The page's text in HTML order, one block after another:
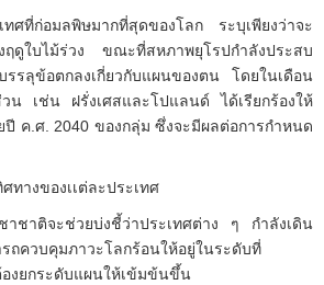
ศที่ก่อมลพิษมากที่สุดของโลก ระบุเพียงว่าจะ
ฤดูใบไม้ร่วง ขณะที่สหภาพยุโรปกำลังประสบ
รรลุข้อตกลงเกี่ยวกับแผนของตน โดยในเดือน
น เช่น ฝรั่งเศสและโปแลนด์ ได้เรียกร้องให้
ปี ค.ศ. 2040 ของกลุ่ม ซึ่งจะมีผลต่อการกำหนด
างของเเต่ละประเทศ
าชาติจะช่วยบ่งชี้ว่าประเทศต่าง ๆ กำลังเดิน
ถควบคุมภาวะโลกร้อนให้อยู่ในระดับที่
งยกระดับแผนให้เข้มข้นขึ้น